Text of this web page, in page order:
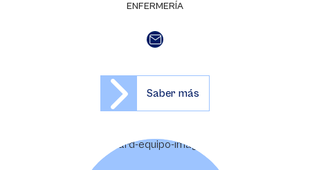
ENFERMERÍA
Saber más